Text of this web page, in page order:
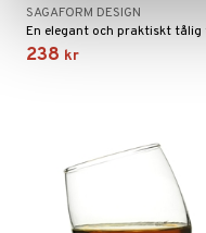
SAGAFORM DESIGN
238 kr